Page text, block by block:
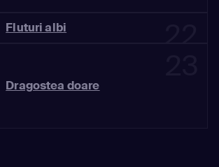
Fluturi albi
Dragostea doare